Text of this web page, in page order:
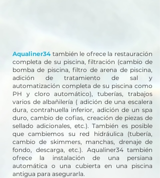
Aqualiner34también le ofrece la restauración
completa de su piscina, filtración (cambio de
bomba de piscina, filtro de arena de piscina,
adición de tratamiento de sal y
automatización completa de su piscina como
PH y cloro automático), tuberías, trabajos
varios de albañilería ( adición de una escalera
dura, contrahuella inferior, adición de un spa
duro, cambio de cofias, creación de piezas de
sellado adicionales, etc.). También es posible
que cambiemos su red hidráulica (tubería,
cambio de skimmers, manchas, drenaje de
fondo, descarga, etc.). Aqualiner34 también
ofrece la instalación de una persiana
automática o una cubierta en una piscina
antigua para asegurarla.